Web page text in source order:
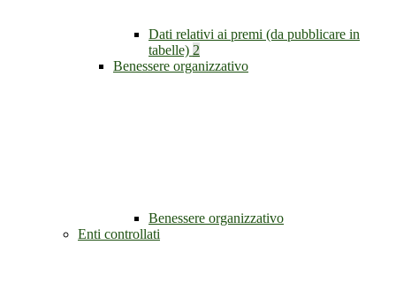
Dati relativi ai premi (da pubblicare in
tabelle) 2
Benessere organizzativo
Benessere organizzativo
Enti controllati